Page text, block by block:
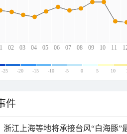
02 03 04 05 06 07 08 09 10 11
-25 -20 -15 -10 -5 0 5 10
件
浙江上海等地将承接台风“白海豚”